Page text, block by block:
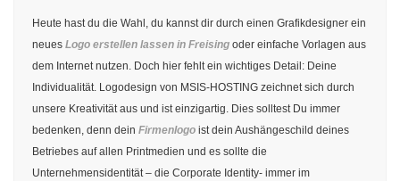
Heute hast du die Wahl, du kannst dir durch einen Grafikdesigner ein
neues Logo erstellen lassen in Freising oder einfache Vorlagen aus
dem Internet nutzen. Doch hier fehlt ein wichtiges Detail: Deine
Individualität. Logodesign von MSIS-HOSTING zeichnet sich durch
unsere Kreativität aus und ist einzigartig. Dies solltest Du immer
bedenken, denn dein Firmenlogo ist dein Aushängeschild deines
Betriebes auf allen Printmedien und es sollte die
Unternehmensidentität – die Corporate Identity- immer im